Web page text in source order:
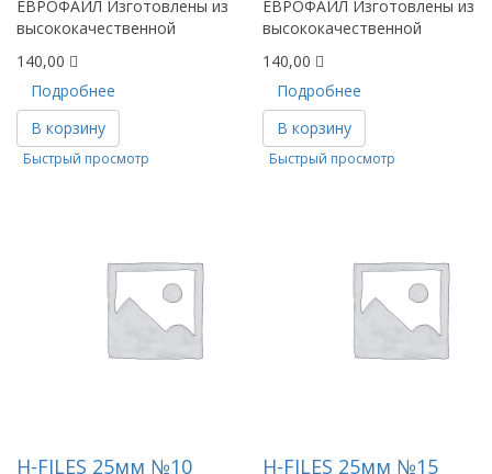
ЕВРОФАЙЛ Изготовлены из
высококачественной
140,00
Подробнее
В корзину
ЕВРОФАЙЛ Изготовлены из
высококачественной
140,00
Подробнее
В корзину
Быстрый просмотр
Н-FILES 25мм №10
Быстрый просмотр
Н-FILES 25мм №15